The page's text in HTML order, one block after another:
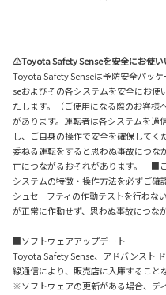
⚠Toyota Safety Senseを安全にお使
Toyota Safety Senseは予防安全パッ
seおよびその各システムを安全にお
たします。（ご使用になる際のお客
があります。運転者は各システムを過
し、ご自身の操作で安全を確保して
委ねる運転をすると思わぬ事故につな
亡につながるおそれがあります。 ■
システムの特徴・操作方法を必ずご
シュセーフティの作動テストを行わな
が正常に作動せず、思わぬ事故につな
■ソフトウェアアップデート
Toyota Safety Sense、アドバンスト
線通信により、販売店に入庫すること
※ソフトウェアの更新がある場合、デ